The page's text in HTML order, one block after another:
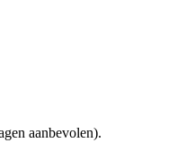
aanbevolen).